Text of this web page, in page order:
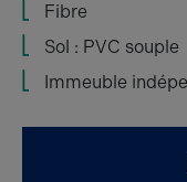
Fibre
Sol : PVC souple
Immeuble